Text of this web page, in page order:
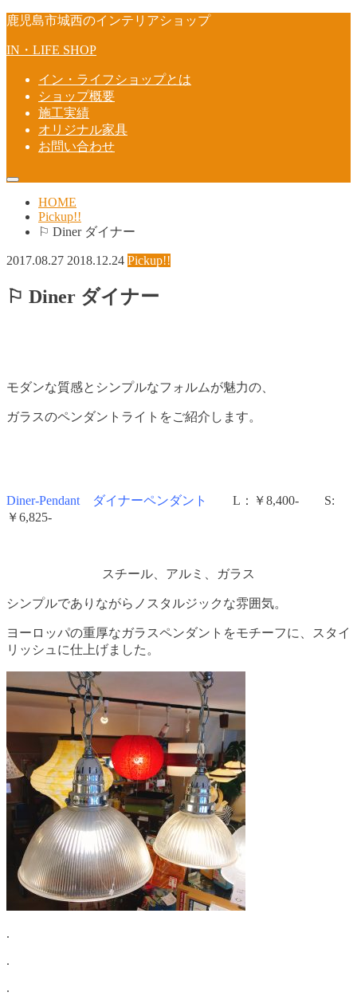
鹿児島市城西のインテリアショップ
IN・LIFE SHOP
イン・ライフショップとは
ショップ概要
施工実績
オリジナル家具
お問い合わせ
HOME
Pickup!!
⚐ Diner ダイナー
2017.08.27 2018.12.24 Pickup!!
⚐ Diner ダイナー
モダンな質感とシンプルなフォルムが魅力の、
ガラスのペンダントライトをご紹介します。
Diner-Pendant ダイナーペンダント
L：￥8,400- S:
￥6,825-
スチール、アルミ、ガラス
シンプルでありながらノスタルジックな雰囲気。
ヨーロッパの重厚なガラスペンダントをモチーフに、スタイ
リッシュに仕上げました。
.
.
.